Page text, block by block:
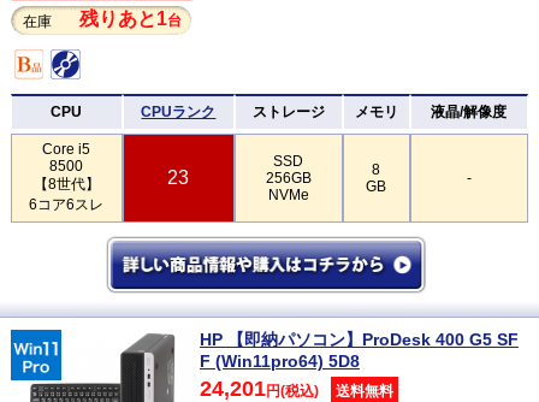
在庫 残りあと1台
CPU CPUランク ストレージ メモリ 液晶/解像度
Core i5
8500
【8世代】
6コア6スレ
23
SSD
256GB
NVMe
8
GB
-
HP 【即納パソコン】ProDesk 400 G5 SF
F (Win11pro64) 5D8
24,201円(税込) 送料無料